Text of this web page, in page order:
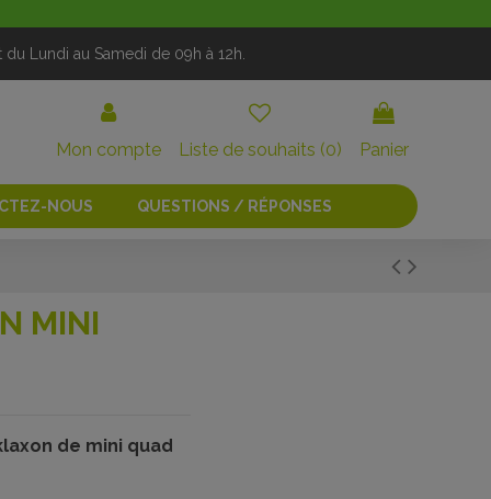
Lundi au Samedi de 09h à 12h.
Mon compte Liste de souhaits (0) Panier
NOUS QUESTIONS / RÉPONSES
MINI
de mini quad